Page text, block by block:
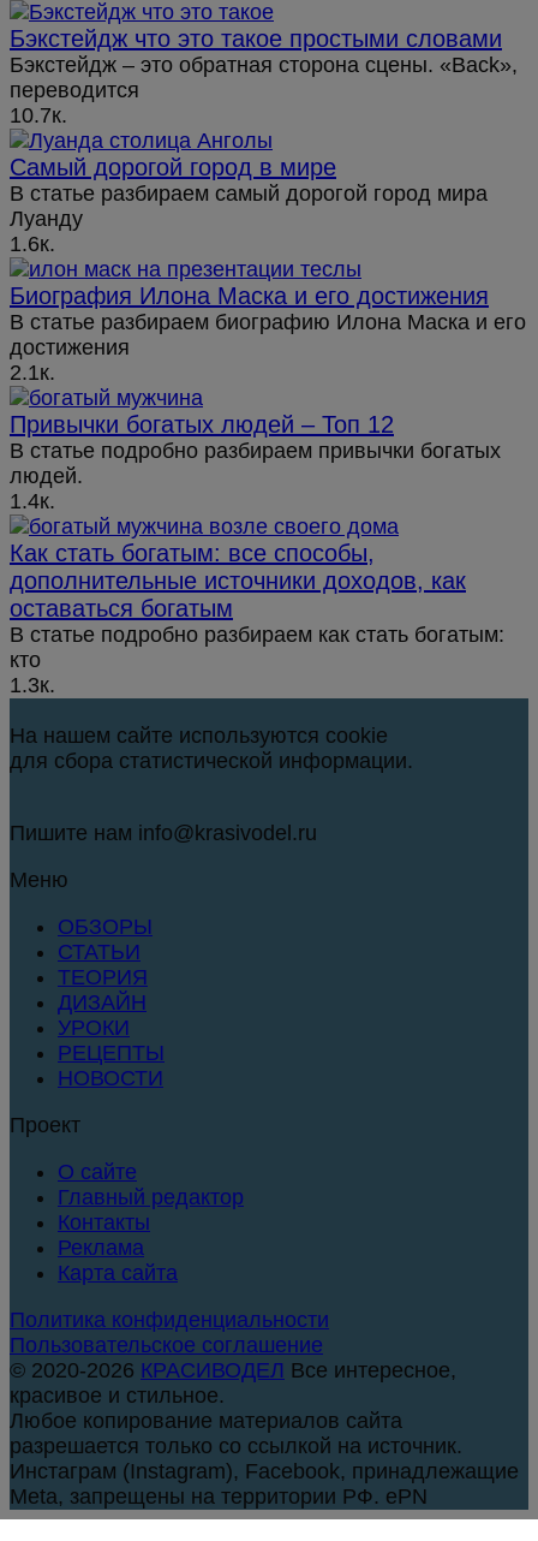
Бэкстейдж что это такое простыми словами
Бэкстейдж – это обратная сторона сцены. «Back»,
переводится
10.7к.
Самый дорогой город в мире
В статье разбираем самый дорогой город мира
Луанду
1.6к.
Биография Илона Маска и его достижения
В статье разбираем биографию Илона Маска и его
достижения
2.1к.
Привычки богатых людей – Топ 12
В статье подробно разбираем привычки богатых
людей.
1.4к.
Как стать богатым: все способы,
дополнительные источники доходов, как
оставаться богатым
В статье подробно разбираем как стать богатым:
кто
1.3к.
На нашем сайте используются cookie
для сбора статистической информации.
Пишите нам info@krasivodel.ru
Меню
ОБЗОРЫ
СТАТЬИ
ТЕОРИЯ
ДИЗАЙН
УРОКИ
РЕЦЕПТЫ
НОВОСТИ
Проект
О сайте
Главный редактор
Контакты
Реклама
Карта сайта
Политика конфиденциальности
Пользовательское соглашение
© 2020-2026 КРАСИВОДЕЛ Все интересное,
красивое и стильное.
Любое копирование материалов сайта
разрешается только со ссылкой на источник.
Инстаграм (Instagram), Facebook, принадлежащие
Meta, запрещены на территории РФ. ePN